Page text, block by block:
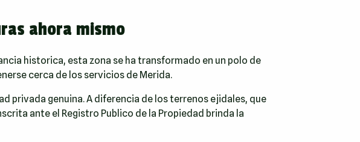
ahora mismo
historica, esta zona se ha transformado en un polo de
cerca de los servicios de Merida.
privada genuina. A diferencia de los terrenos ejidales, que
ante el Registro Publico de la Propiedad brinda la